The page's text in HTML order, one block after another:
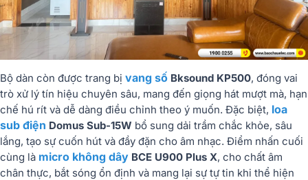
Bộ dàn còn được trang bị vang số Bksound KP500, đóng vai
trò xử lý tín hiệu chuyên sâu, mang đến giọng hát mượt mà, hạn
chế hú rít và dễ dàng điều chỉnh theo ý muốn. Đặc biệt, loa
sub điện Domus Sub-15W bổ sung dải trầm chắc khỏe, sâu
lắng, tạo sự cuốn hút và đầy đặn cho âm nhạc. Điểm nhấn cuối
cùng là micro không dây BCE U900 Plus X, cho chất âm
chân thực, bắt sóng ổn định và mang lại sự tự tin khi thể hiện